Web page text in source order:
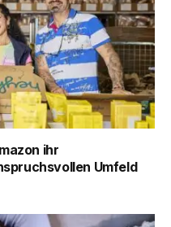
ihr
Umfeld